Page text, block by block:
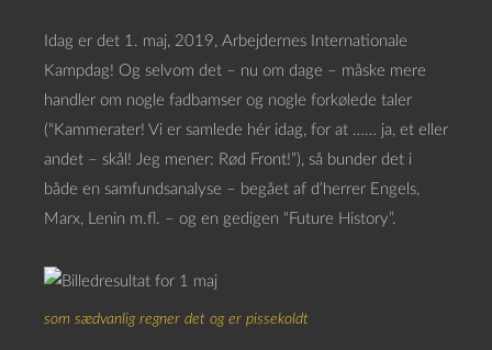
Idag er det 1. maj, 2019, Arbejdernes Internationale
Kampdag! Og selvom det – nu om dage – måske mere
handler om nogle fadbamser og nogle forkølede taler
(“Kammerater! Vi er samlede hér idag, for at …… ja, et eller
andet – skål! Jeg mener: Rød Front!”), så bunder det i
både en samfundsanalyse – begået af d’herrer Engels,
Marx, Lenin m.fl. – og en gedigen “Future History”.
som sædvanlig regner det og er pissekoldt